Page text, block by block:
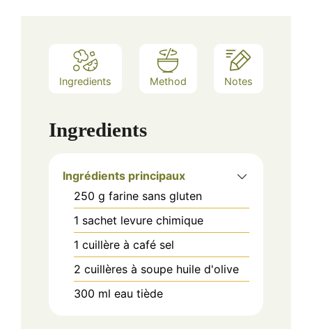
Ingredients Method Notes
Ingredients
Ingrédients principaux
250 g farine sans gluten
1 sachet levure chimique
1 cuillère à café sel
2 cuillères à soupe huile d'olive
300 ml eau tiède